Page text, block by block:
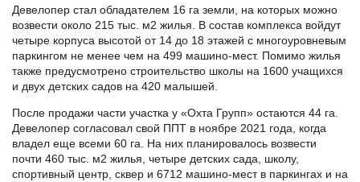
Девелопер стал обладателем 16 га земли, на которых можно
возвести около 215 тыс. м2 жилья. В состав комплекса войдут
четыре корпуса высотой от 14 до 18 этажей с многоуровневым
паркингом не менее чем на 499 машино-мест. Помимо жилья
также предусмотрено строительство школы на 1600 учащихся
и двух детских садов на 420 малышей.
После продажи части участка у «Охта Групп» остаются 44 га.
Девелопер согласовал свой ППТ в ноябре 2021 года, когда
владел еще всеми 60 га. На них планировалось возвести
почти 460 тыс. м2 жилья, четыре детских сада, школу,
спортивный центр, сквер и 6712 машино-мест в паркингах и на